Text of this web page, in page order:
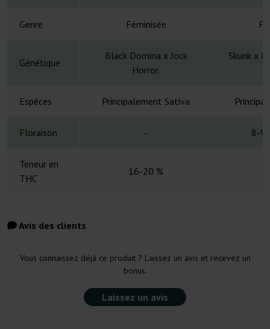
Genre Féminisée
Génétique
Black Domina x Jock
Horror.
Skunk x
Espèces Principalement Sativa
Floraison - 8-9
Teneur en
THC
16-20 %
Avis des clients
Vous connaissez déjà ce produit ? Laissez un avis et recevez un
bonus.
Laissez un avis